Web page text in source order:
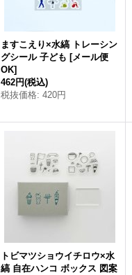
ますこえり×水縞 トレーシン
グシール 子ども [メール便
OK]
462円(税込)
税抜価格: 420円
トビマツショウイチロウ×水
縞 自在ハンコ ボックス 図案